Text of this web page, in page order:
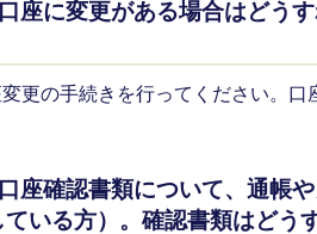
座に変更がある場合はどう
更の手続きを行ってください。口
座確認書類について、通帳
いる方）。確認書類はどう